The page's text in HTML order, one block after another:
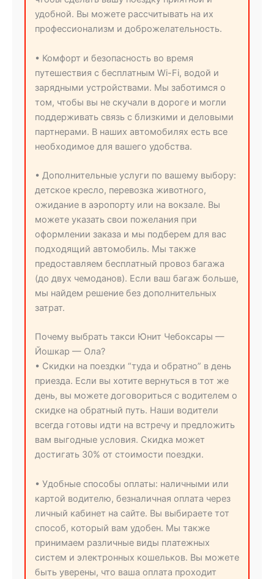
удобной. Вы можете рассчитывать на их
профессионализм и доброжелательность.
• Комфорт и безопасность во время
путешествия с бесплатным Wi-Fi, водой и
зарядными устройствами. Мы заботимся о
том, чтобы вы не скучали в дороге и могли
поддерживать связь с близкими и деловыми
партнерами. В наших автомобилях есть все
необходимое для вашего удобства.
• Дополнительные услуги по вашему выбору:
детское кресло, перевозка животного,
ожидание в аэропорту или на вокзале. Вы
можете указать свои пожелания при
оформлении заказа и мы подберем для вас
подходящий автомобиль. Мы также
предоставляем бесплатный провоз багажа
(до двух чемоданов). Если ваш багаж больше,
мы найдем решение без дополнительных
затрат.
Почему выбрать такси Юнит Чебоксары —
Йошкар — Ола?
• Скидки на поездки “туда и обратно” в день
приезда. Если вы хотите вернуться в тот же
день, вы можете договориться с водителем о
скидке на обратный путь. Наши водители
всегда готовы идти на встречу и предложить
вам выгодные условия. Скидка может
достигать 30% от стоимости поездки.
• Удобные способы оплаты: наличными или
картой водителю, безналичная оплата через
личный кабинет на сайте. Вы выбираете тот
способ, который вам удобен. Мы также
принимаем различные виды платежных
систем и электронных кошельков. Вы можете
быть уверены, что ваша оплата проходит